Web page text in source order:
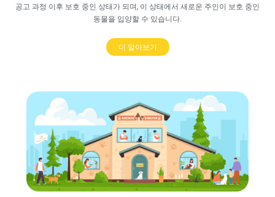
공고 과정 이후 보호 중인 상태가 되며, 이 상태에서 새로운 주인이 보호 중인
동물을 입양할 수 있습니다.
더 알아보기